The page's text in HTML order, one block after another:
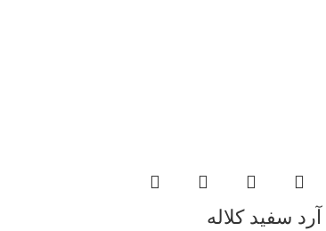
آرد سفید کلاله